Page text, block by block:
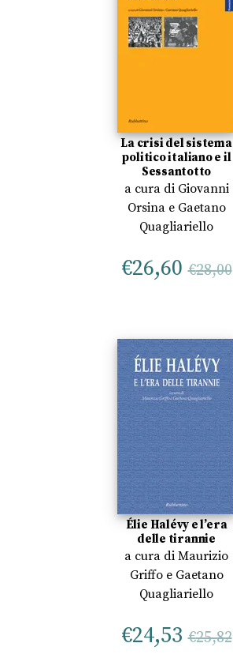
La crisi del sistema
politico italiano e il
Sessantotto
a cura di Giovanni
Orsinae Gaetano
Quagliariello
€26,60 €28,00
Élie Halévy e l’era
delle tirannie
a cura di Maurizio
Griffoe Gaetano
Quagliariello
€24,53 €25,82